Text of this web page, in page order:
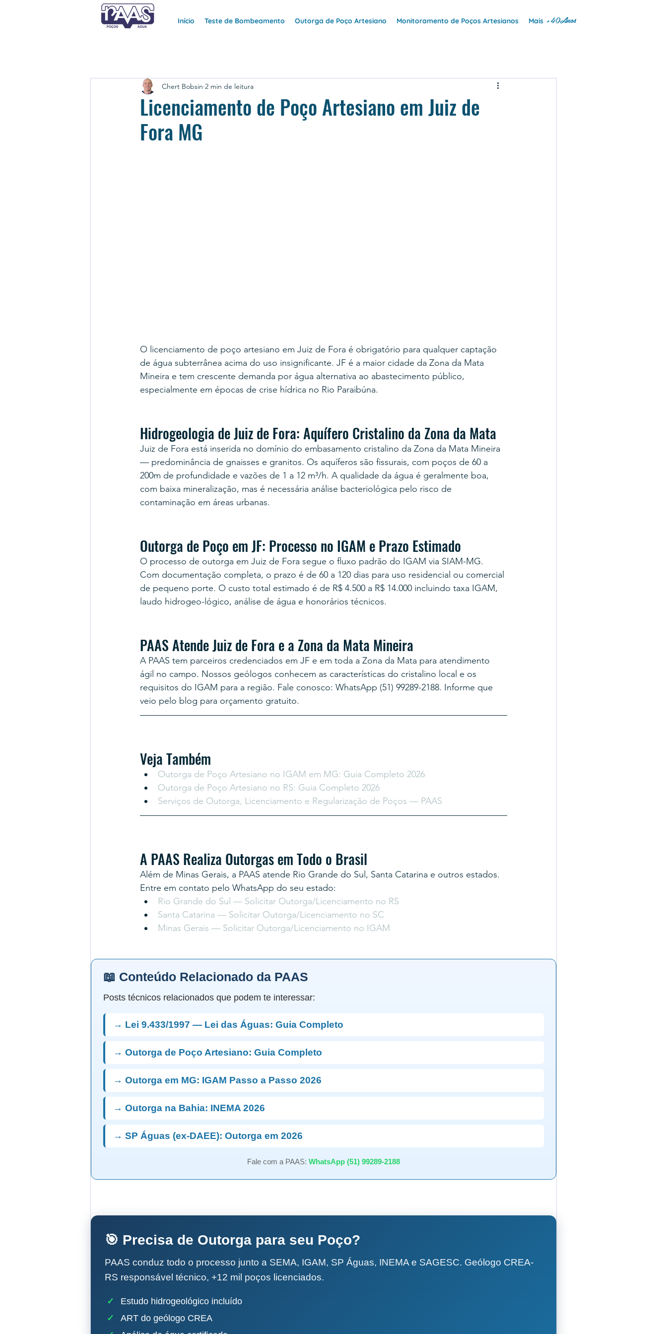
Início Teste de Bombeamento Outorga de Poço Artesiano Monitoramento de Poços Artesianos Mais +40Anos
Licenciamento de Poço Artesiano em Juiz de
Fora MG
Chert Bobsin 2 min de leitura
O licenciamento de poço artesiano em Juiz de Fora é obrigatório para qualquer captação
de água subterrânea acima do uso insignificante. JF é a maior cidade da Zona da Mata
Mineira e tem crescente demanda por água alternativa ao abastecimento público,
especialmente em épocas de crise hídrica no Rio Paraibúna.
Hidrogeologia de Juiz de Fora: Aquífero Cristalino da Zona da Mata
Juiz de Fora está inserida no domínio do embasamento cristalino da Zona da Mata Mineira
— predominância de gnaisses e granitos. Os aquíferos são fissurais, com poços de 60 a
200m de profundidade e vazões de 1 a 12 m³/h. A qualidade da água é geralmente boa,
com baixa mineralização, mas é necessária análise bacteriológica pelo risco de
contaminação em áreas urbanas.
Outorga de Poço em JF: Processo no IGAM e Prazo Estimado
O processo de outorga em Juiz de Fora segue o fluxo padrão do IGAM via SIAM-MG.
Com documentação completa, o prazo é de 60 a 120 dias para uso residencial ou comercial
de pequeno porte. O custo total estimado é de R$ 4.500 a R$ 14.000 incluindo taxa IGAM,
laudo hidrogeo-lógico, análise de água e honorários técnicos.
PAAS Atende Juiz de Fora e a Zona da Mata Mineira
A PAAS tem parceiros credenciados em JF e em toda a Zona da Mata para atendimento
ágil no campo. Nossos geólogos conhecem as características do cristalino local e os
requisitos do IGAM para a região. Fale conosco: WhatsApp (51) 99289-2188. Informe que
veio pelo blog para orçamento gratuito.
Veja Também
Outorga de Poço Artesiano no IGAM em MG: Guia Completo 2026
Outorga de Poço Artesiano no RS: Guia Completo 2026
Serviços de Outorga, Licenciamento e Regularização de Poços — PAAS
A PAAS Realiza Outorgas em Todo o Brasil
Além de Minas Gerais, a PAAS atende Rio Grande do Sul, Santa Catarina e outros estados.
Entre em contato pelo WhatsApp do seu estado:
Rio Grande do Sul — Solicitar Outorga/Licenciamento no RS
Santa Catarina — Solicitar Outorga/Licenciamento no SC
Minas Gerais — Solicitar Outorga/Licenciamento no IGAM
📖 Conteúdo Relacionado da PAAS
Posts técnicos relacionados que podem te interessar:
→ Lei 9.433/1997 — Lei das Águas: Guia Completo
→ Outorga de Poço Artesiano: Guia Completo
→ Outorga em MG: IGAM Passo a Passo 2026
→ Outorga na Bahia: INEMA 2026
→ SP Águas (ex-DAEE): Outorga em 2026
Fale com a PAAS: WhatsApp (51) 99289-2188
🎯 Precisa de Outorga para seu Poço?
PAAS conduz todo o processo junto a SEMA, IGAM, SP Águas, INEMA e SAGESC. Geólogo CREA-
RS responsável técnico, +12 mil poços licenciados.
✓
Estudo hidrogeológico incluído
✓
ART do geólogo CREA